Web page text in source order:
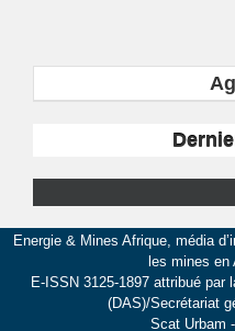
Energie & Mines Afrique, média
les mines en
E-ISSN 3125-1897 attribué par
(DAS)/Secrétariat
Scat Urbam